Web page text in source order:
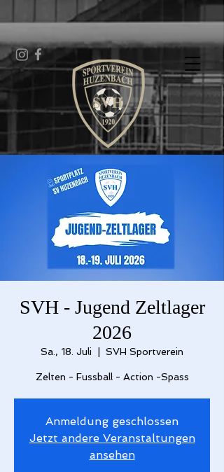
SVH - Jugend Zeltlager
2026
Sa., 18. Juli SVH Sportverein
Zelten - Fussball - Action -Spass
Anmeldung geschlossen
Jetzt andere Veranstaltungen
ansehen